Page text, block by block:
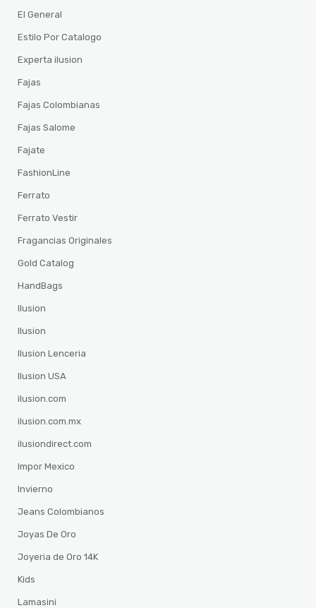
El General
Estilo Por Catalogo
Experta ilusion
Fajas
Fajas Colombianas
Fajas Salome
Fajate
FashionLine
Ferrato
Ferrato Vestir
Fragancias Originales
Gold Catalog
HandBags
Ilusion
Ilusion
Ilusion Lenceria
Ilusion USA
ilusion.com
ilusion.com.mx
ilusiondirect.com
Impor Mexico
Invierno
Jeans Colombianos
Joyas De Oro
Joyeria de Oro 14K
Kids
Lamasini